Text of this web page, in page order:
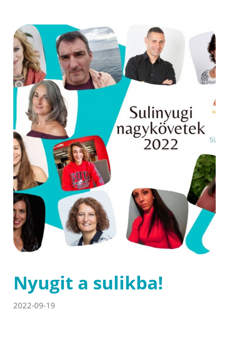
Nyugit a sulikba!
2022-09-19